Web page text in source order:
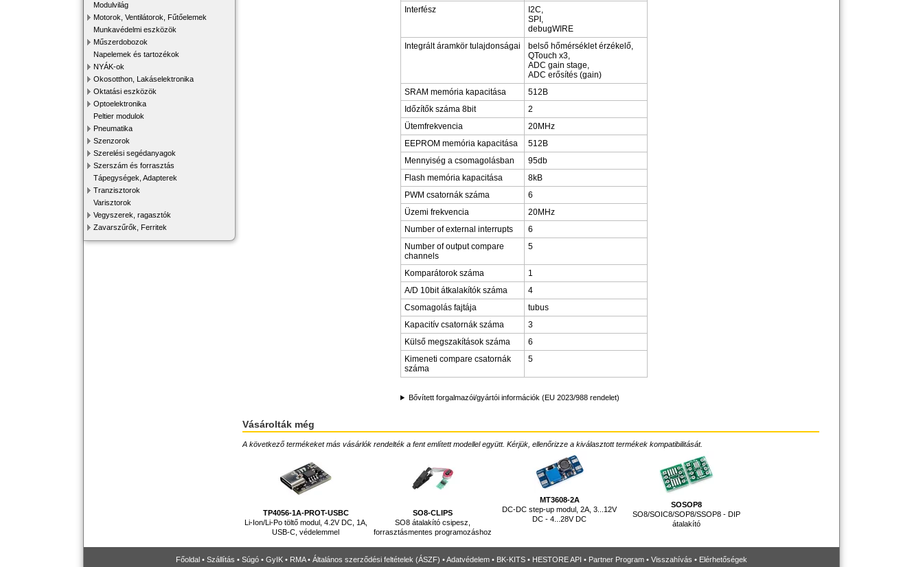
Modulvilág
Motorok, Ventilátorok, Fűtőelemek
Munkavédelmi eszközök
Műszerdobozok
Napelemek és tartozékok
NYÁK-ok
Okosotthon, Lakáselektronika
Oktatási eszközök
Optoelektronika
Peltier modulok
Pneumatika
Szenzorok
Szerelési segédanyagok
Szerszám és forrasztás
Tápegységek, Adapterek
Tranzisztorok
Varisztorok
Vegyszerek, ragasztók
Zavarszűrők, Ferritek
Interfész
I2C,
SPI,
debugWIRE
Integrált áramkör tulajdonságai
belső hőmérséklet érzékelő,
QTouch x3,
ADC gain stage,
ADC erősítés (gain)
SRAM memória kapacitása
512B
Időzítők száma 8bit
2
Ütemfrekvencia
20MHz
EEPROM memória kapacitása
512B
Mennyiség a csomagolásban
95db
Flash memória kapacitása
8kB
PWM csatornák száma
6
Üzemi frekvencia
20MHz
Number of external interrupts
6
Number of output compare
channels
5
Komparátorok száma
1
A/D 10bit átkalakítók száma
4
Csomagolás fajtája
tubus
Kapacitív csatornák száma
3
Külső megszakítások száma
6
Kimeneti compare csatornák
száma
5
Bővített forgalmazói/gyártói információk (EU 2023/988 rendelet)
Vásárolták még
A következő termékeket más vásárlók rendelték a fent említett modellel együtt. Kérjük, ellenőrizze a kiválasztott termékek kompatibilitását.
TP4056-1A-PROT-USBC
Li-Ion/Li-Po töltő modul, 4.2V DC, 1A,
USB-C, védelemmel
SO8-CLIPS
SO8 átalakító csipesz,
forrasztásmentes programozáshoz
MT3608-2A
DC-DC step-up modul, 2A, 3...12V
DC - 4...28V DC
SOSOP8
SO8/SOIC8/SOP8/SSOP8 - DIP
átalakító
Főoldal • Szállítás • Súgó • GyIK • RMA• Általános szerződési feltételek (ÁSZF) •Adatvédelem • BK-KITS • HESTORE API • Partner Program • Visszahívás • Elérhetőségek